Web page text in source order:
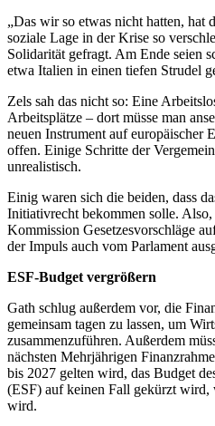
„Das wir so etwas nicht hatten, hat
soziale Lage in der Krise so
Solidarität gefragt. Am Ende seien
etwa Italien in einen tiefen Strudel
Zels sah das nicht so: Eine
Arbeitsplätze – dort müsse man
neuen Instrument auf europäischer
offen. Einige Schritte der
unrealistisch.
Einig waren sich die beiden, dass
Initiativrecht bekommen solle.
Kommission Gesetzesvorschläge
der Impuls auch vom Parlament
ESF-Budget vergrößern
Gath schlug außerdem vor, die
gemeinsam tagen zu lassen, um
zusammenzuführen. Außerdem
nächsten Mehrjährigen
bis 2027 gelten wird, das Budget
(ESF) auf keinen Fall gekürzt wird,
wird.